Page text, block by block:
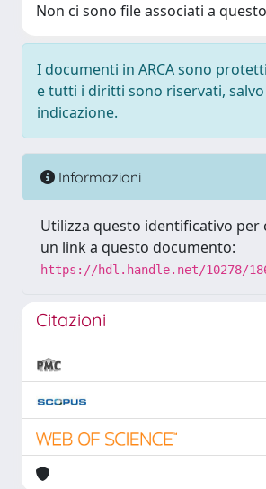
Non ci sono file associati a
I documenti in ARCA sono
e tutti i diritti sono riservati,
indicazione.
Informazioni
Utilizza questo identificativo per
un link a questo documento:
https://hdl.handle.net/10278/
Citazioni